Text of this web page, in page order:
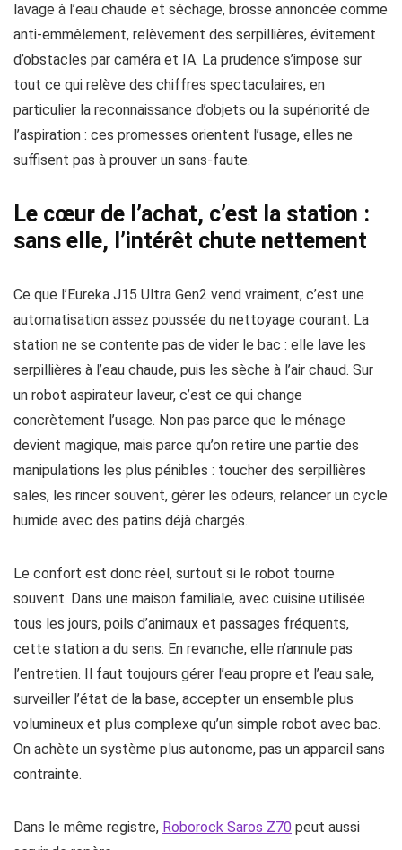
lavage à l’eau chaude et séchage, brosse annoncée comme
anti-emmêlement, relèvement des serpillières, évitement
d’obstacles par caméra et IA. La prudence s’impose sur
tout ce qui relève des chiffres spectaculaires, en
particulier la reconnaissance d’objets ou la supériorité de
l’aspiration : ces promesses orientent l’usage, elles ne
suffisent pas à prouver un sans-faute.
Le cœur de l’achat, c’est la station :
sans elle, l’intérêt chute nettement
Ce que l’Eureka J15 Ultra Gen2 vend vraiment, c’est une
automatisation assez poussée du nettoyage courant. La
station ne se contente pas de vider le bac : elle lave les
serpillières à l’eau chaude, puis les sèche à l’air chaud. Sur
un robot aspirateur laveur, c’est ce qui change
concrètement l’usage. Non pas parce que le ménage
devient magique, mais parce qu’on retire une partie des
manipulations les plus pénibles : toucher des serpillières
sales, les rincer souvent, gérer les odeurs, relancer un cycle
humide avec des patins déjà chargés.
Le confort est donc réel, surtout si le robot tourne
souvent. Dans une maison familiale, avec cuisine utilisée
tous les jours, poils d’animaux et passages fréquents,
cette station a du sens. En revanche, elle n’annule pas
l’entretien. Il faut toujours gérer l’eau propre et l’eau sale,
surveiller l’état de la base, accepter un ensemble plus
volumineux et plus complexe qu’un simple robot avec bac.
On achète un système plus autonome, pas un appareil sans
contrainte.
Dans le même registre, Roborock Saros Z70 peut aussi